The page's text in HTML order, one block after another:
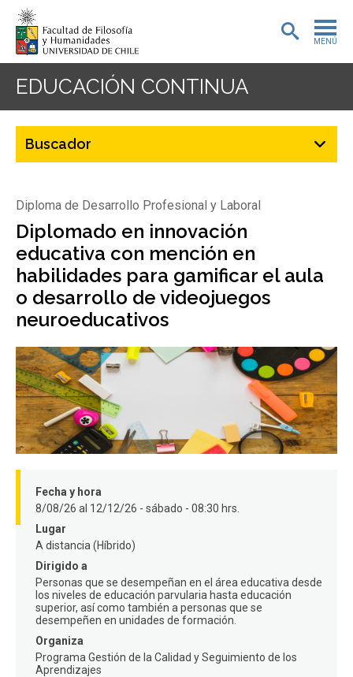
MENÚ
PORTADA
INVESTIGACIÓN
EXTENSIÓN
BIBLIOTECA
DEPARTAMENTOS
FACULTAD
Estudiantes
Académicos
Funcionarios
Egresados
EDUCACIÓN CONTINUA
Diploma de Desarrollo Profesional y Laboral
Diplomado en innovación
educativa con mención en
habilidades para gamificar el aula
o desarrollo de videojuegos
neuroeducativos
Fecha y hora
8/08/26 al 12/12/26 - sábado - 08:30 hrs.
Lugar
A distancia (Híbrido)
Dirigido a
Personas que se desempeñan en el área educativa desde
los niveles de educación parvularia hasta educación
superior, así como también a personas que se
desempeñen en unidades de formación.
Organiza
Programa Gestión de la Calidad y Seguimiento de los
Aprendizajes